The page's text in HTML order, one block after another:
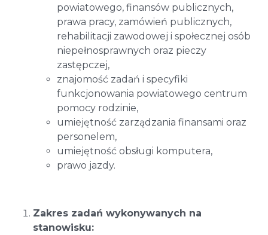
powiatowego, finansów publicznych,
prawa pracy, zamówień publicznych,
rehabilitacji zawodowej i społecznej osób
niepełnosprawnych oraz pieczy
zastępczej,
znajomość zadań i specyfiki
funkcjonowania powiatowego centrum
pomocy rodzinie,
umiejętność zarządzania finansami oraz
personelem,
umiejętność obsługi komputera,
prawo jazdy.
Zakres zadań wykonywanych na
stanowisku: